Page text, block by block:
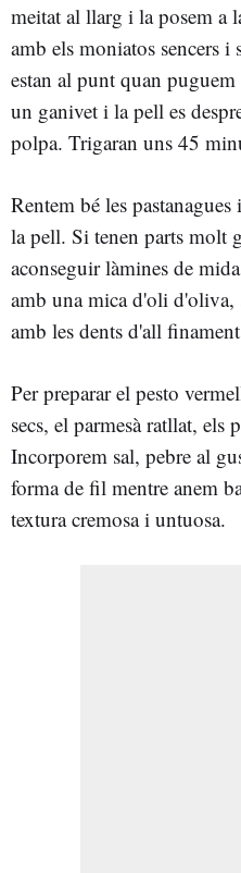
meitat al llarg i la posem a
amb els moniatos sencers i
estan al punt quan
un ganivet i la pell es
polpa. Trigaran uns 45
Rentem bé les
la pell. Si tenen parts molt
aconseguir làmines de
amb una mica d'oli d'oliva,
amb les dents d'all
Per preparar el pesto
secs, el parmesà ratllat, els
Incorporem sal, pebre al
forma de fil mentre anem
textura cremosa i untuosa.